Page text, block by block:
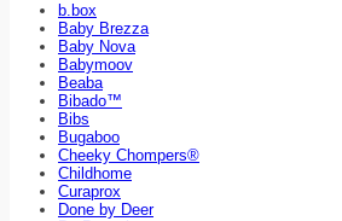
b.box
Baby Brezza
Baby Nova
Babymoov
Beaba
Bibado™
Bibs
Bugaboo
Cheeky Chompers®
Childhome
Curaprox
Done by Deer